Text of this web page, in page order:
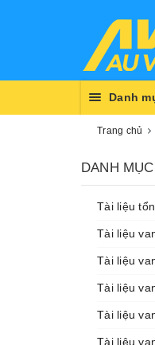
Danh
Trang chủ
DANH
Tài liệu
Tài liệu
Tài liệu
Tài liệu
Tài liệu
Tài liệu